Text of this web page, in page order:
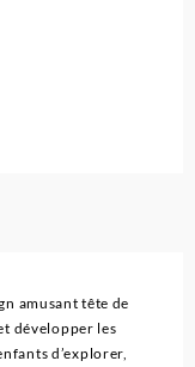
amusant tête de
développer les
d’explorer,